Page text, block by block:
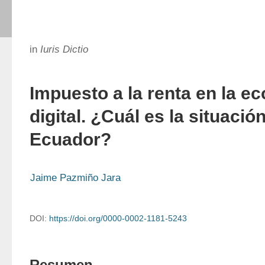
in Iuris Dictio
Impuesto a la renta en la
digital. ¿Cuál es la
Ecuador?
Jaime Pazmiño Jara
DOI: https://doi.org/0000-0002-1181-5243